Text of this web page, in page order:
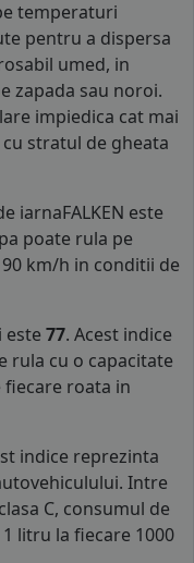
temperaturi
pentru a dispersa
umed, in
zapada sau noroi.
impiedica cat mai
stratul de gheata
iarnaFALKEN este
poate rula pe
km/h in conditii de
este 77. Acest indice
rula cu o capacitate
fiecare roata in
indice reprezinta
Intre
C, consumul de
litru la fiecare 1000